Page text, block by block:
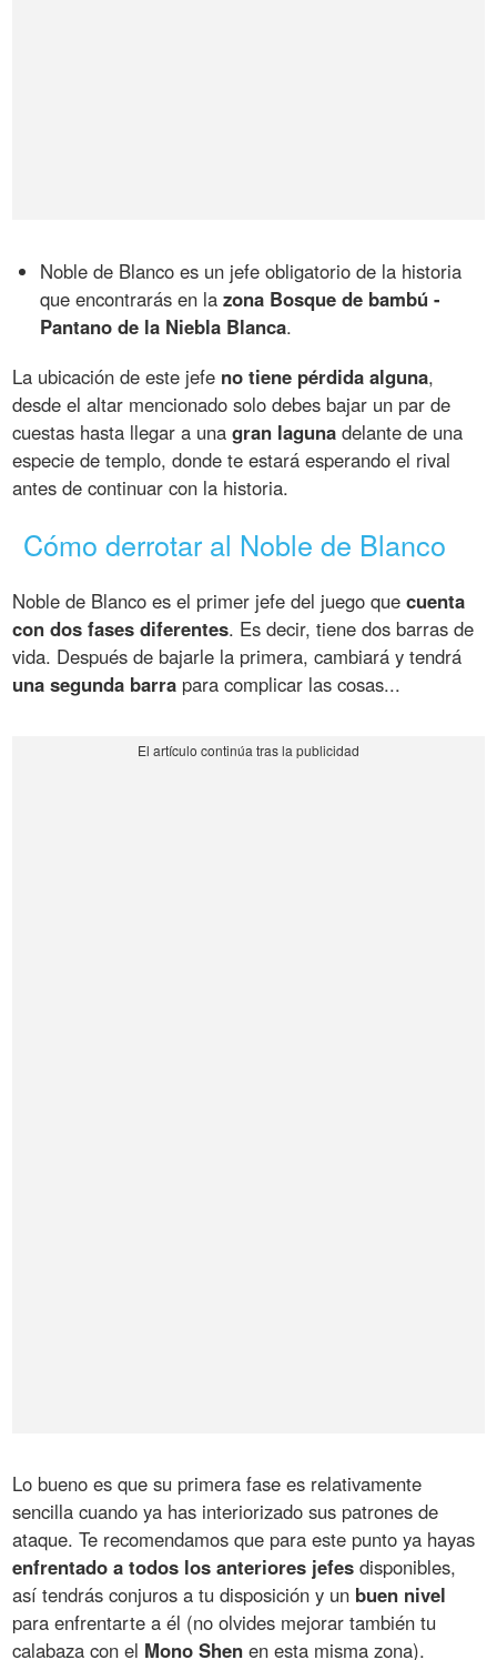
Noble de Blanco es un jefe obligatorio de la historia
que encontrarás en lazona Bosque de bambú -
Pantano de la Niebla Blanca.
La ubicación de este jefe no tiene pérdida alguna,
desde el altar mencionado solo debes bajar un par de
cuestas hasta llegar a unagran laguna delante de una
especie de templo, donde te estará esperando el rival
antes de continuar con la historia.
Cómo derrotar al Noble de Blanco
Noble de Blanco es el primer jefe del juego quecuenta
con dos fases diferentes. Es decir, tiene dos barras de
vida. Después de bajarle la primera, cambiará y tendrá
una segunda barra para complicar las cosas...
Lo bueno es que su primera fase es relativamente
sencilla cuando ya has interiorizado sus patrones de
ataque. Te recomendamos que para este punto ya hayas
enfrentado a todos los anteriores jefes disponibles,
así tendrás conjuros a tu disposición y un buen nivel
para enfrentarte a él (no olvides mejorar también tu
calabaza con el Mono Shen en esta misma zona).